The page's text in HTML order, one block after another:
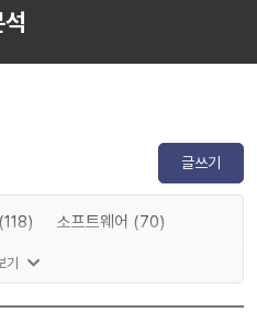
글쓰기
소프트웨어 (70)
공지능 (4)
기